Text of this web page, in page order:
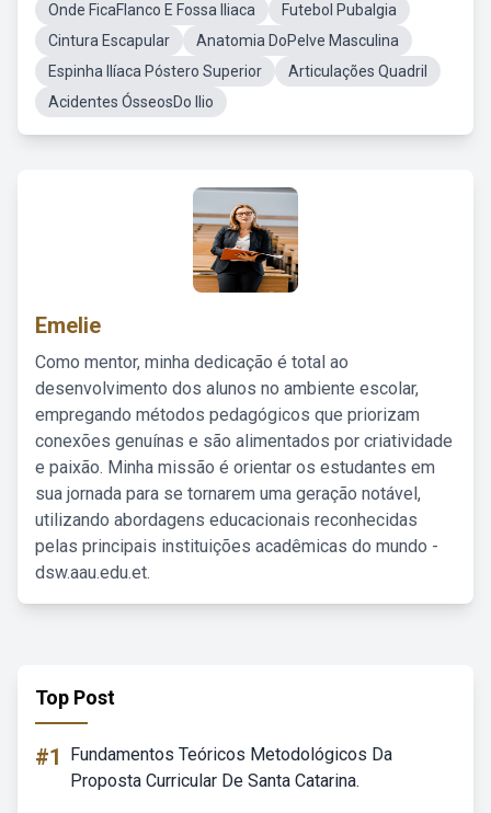
Onde FicaFlanco E Fossa Iliaca
Futebol Pubalgia
Cintura Escapular
Anatomia DoPelve Masculina
Espinha Ilíaca Póstero Superior
Articulações Quadril
Acidentes ÓsseosDo Ilio
Emelie
Como mentor, minha dedicação é total ao
desenvolvimento dos alunos no ambiente escolar,
empregando métodos pedagógicos que priorizam
conexões genuínas e são alimentados por criatividade
e paixão. Minha missão é orientar os estudantes em
sua jornada para se tornarem uma geração notável,
utilizando abordagens educacionais reconhecidas
pelas principais instituições acadêmicas do mundo -
dsw.aau.edu.et.
Top Post
#1
Fundamentos Teóricos Metodológicos Da
Proposta Curricular De Santa Catarina.